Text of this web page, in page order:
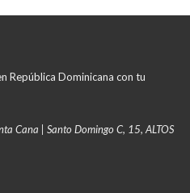
República Dominicana con tu
Cana | Santo Domingo C, 15, ALTOS